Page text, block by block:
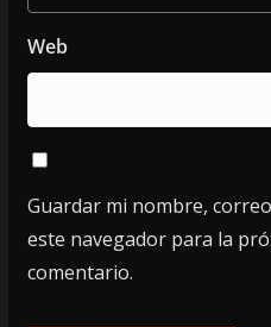
Web
Guardar mi nombre,
este navegador para la
comentario.